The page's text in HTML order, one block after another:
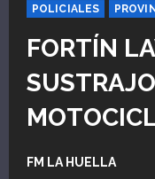
POLICIALES
FORTÍN
FM LA HUELLA